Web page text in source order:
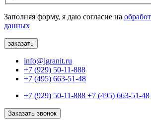
Заполняя форму, я даю согласие на
данных
info@igranit.ru
+7 (929) 50-11-888
+7 (495) 663-51-48
+7 (929) 50-11-888 +7 (495) 663-51-48
Заказать звонок